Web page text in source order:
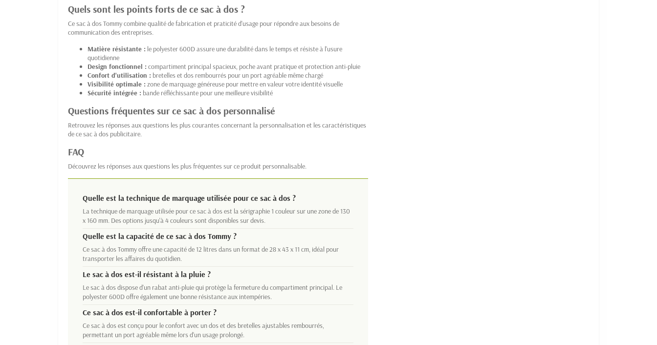
Quels sont les points forts de ce sac à dos ?
Ce sac à dos Tommy combine qualité de fabrication et praticité d'usage pour répondre aux besoins de
communication des entreprises.
Matière résistante : le polyester 600D assure une durabilité dans le temps et résiste à l'usure
quotidienne
Design fonctionnel : compartiment principal spacieux, poche avant pratique et protection anti-pluie
Confort d'utilisation : bretelles et dos rembourrés pour un port agréable même chargé
Visibilité optimale : zone de marquage généreuse pour mettre en valeur votre identité visuelle
Sécurité intégrée : bande réfléchissante pour une meilleure visibilité
Questions fréquentes sur ce sac à dos personnalisé
Retrouvez les réponses aux questions les plus courantes concernant la personnalisation et les caractéristiques
de ce sac à dos publicitaire.
FAQ
Découvrez les réponses aux questions les plus fréquentes sur ce produit personnalisable.
Quelle est la technique de marquage utilisée pour ce sac à dos ?
La technique de marquage utilisée pour ce sac à dos est la sérigraphie 1 couleur sur une zone de 130
x 160 mm. Des options jusqu'à 4 couleurs sont disponibles sur devis.
Quelle est la capacité de ce sac à dos Tommy ?
Ce sac à dos Tommy offre une capacité de 12 litres dans un format de 28 x 43 x 11 cm, idéal pour
transporter les affaires du quotidien.
Le sac à dos est-il résistant à la pluie ?
Le sac à dos dispose d'un rabat anti-pluie qui protège la fermeture du compartiment principal. Le
polyester 600D offre également une bonne résistance aux intempéries.
Ce sac à dos est-il confortable à porter ?
Ce sac à dos est conçu pour le confort avec un dos et des bretelles ajustables rembourrés,
permettant un port agréable même lors d'un usage prolongé.